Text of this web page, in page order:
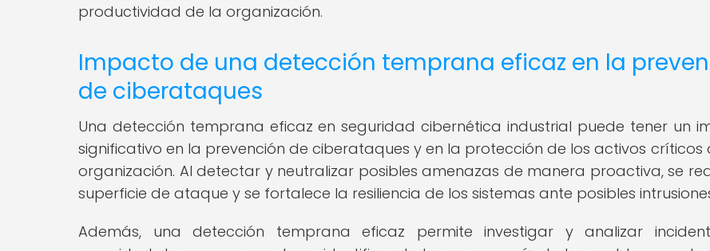
productividad de la organización.
Impacto de una detección temprana eficaz en la
de ciberataques
Una detección temprana eficaz en seguridad cibernética industrial puede tener un
significativo en la prevención de ciberataques y en la protección de los activos críticos
organización. Al detectar y neutralizar posibles amenazas de manera proactiva, se
superficie de ataque y se fortalece la resiliencia de los sistemas ante posibles
Además, una detección temprana eficaz permite investigar y analizar